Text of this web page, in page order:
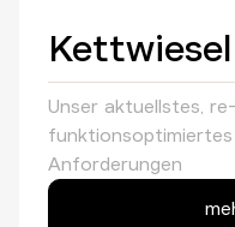
Unser aktuellstes,
Anforderungen